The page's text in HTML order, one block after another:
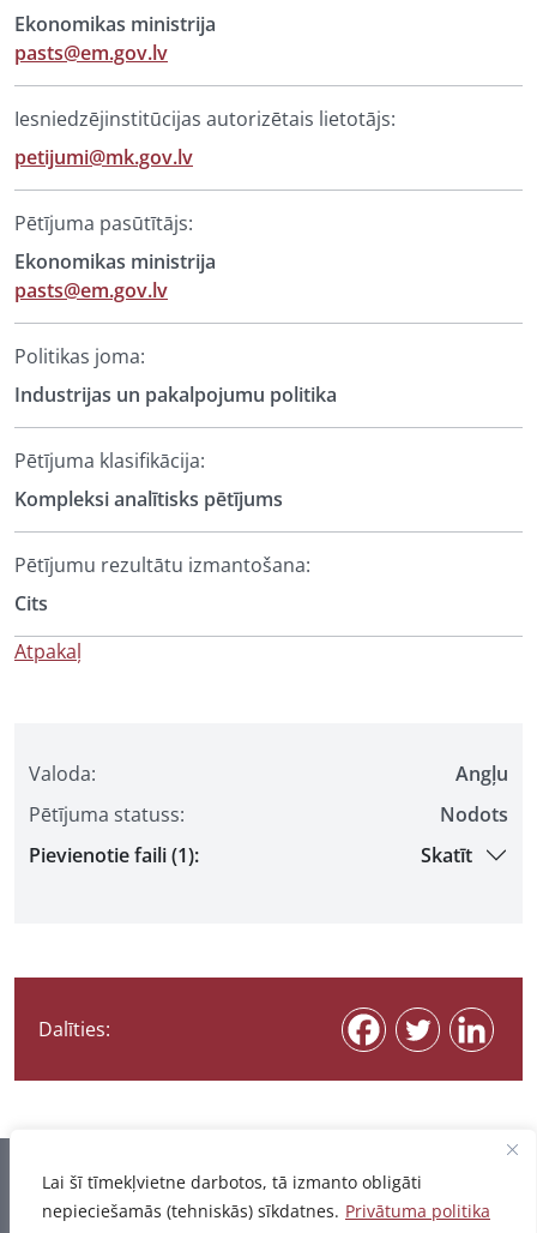
Lai šī tīmekļvietne darbotos, tā izmanto obligāti
nepieciešamās (tehniskās) sīkdatnes. Privātuma politika
Valoda:
Angļu
Pētījuma statuss:
Nodots
Pievienotie faili (1):
Skatīt
Dalīties:
Ekonomikas ministrija
pasts@em.gov.lv
Iesniedzējinstitūcijas autorizētais lietotājs:
petijumi@mk.gov.lv
Pētījuma pasūtītājs:
Ekonomikas ministrija
pasts@em.gov.lv
Politikas joma:
Industrijas un pakalpojumu politika
Pētījuma klasifikācija:
Kompleksi analītisks pētījums
Pētījumu rezultātu izmantošana:
Cits
Atpakaļ
Informācija pēdējo reizi atjaunota 07.08.2026